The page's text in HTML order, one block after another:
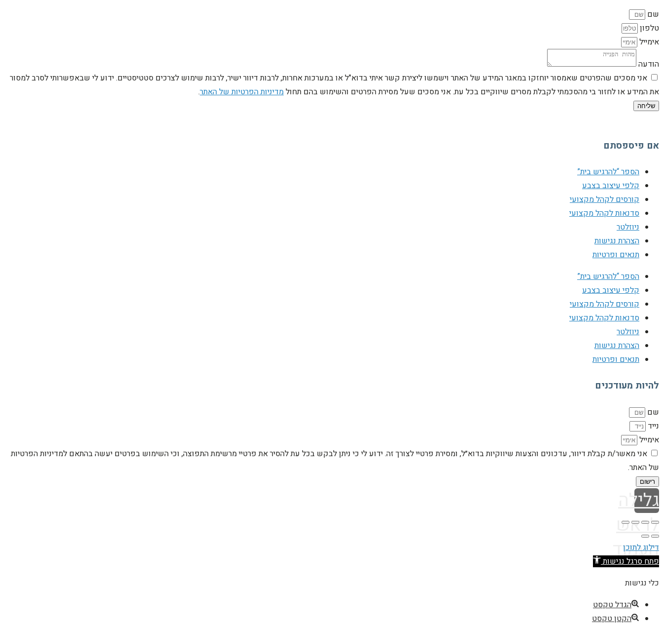
שם
טלפון
אימייל
הודעה
אני מסכים שהפרטים שאמסור יוחזקו במאגר המידע של האתר וישמשו ליצירת קשר איתי בדוא"ל או במערכות אחרות, לרבות דיוור ישיר, לרבות שימוש לצרכים סטטיסטיים. ידוע לי שבאפשרותי לסרב למסור
את המידע או לחזור בי מהסכמתי לקבלת מסרים שיווקיים בכל עת. אני מסכים שעל מסירת הפרטים והשימוש בהם תחולמדיניות הפרטיות של האתר.
שליחה
אם פיספסתם
הספר “להרגיש בית”
קלפי עיצוב בצבע
קורסים לקהל מקצועי
סדנאות לקהל מקצועי
ניוזלטר
הצהרת נגישות
תנאים ופרטיות
הספר “להרגיש בית”
קלפי עיצוב בצבע
קורסים לקהל מקצועי
סדנאות לקהל מקצועי
ניוזלטר
הצהרת נגישות
תנאים ופרטיות
להיות מעודכנים
שם
נייד
אימייל
אני מאשר/ת קבלת דיוור, עדכונים והצעות שיווקיות בדוא״ל, ומסירת פרטיי לצורך זה. ידוע לי כי ניתן לבקש בכל עת להסיר את פרטיי מרשימת התפוצה, וכי השימוש בפרטים יעשה בהתאם למדיניות הפרטיות
של האתר.
רישום
גלילה
לראש
העמוד
דילוג לתוכן
פתח סרגל נגישות
כלי נגישות
הגדל טקסט
הקטן טקסט